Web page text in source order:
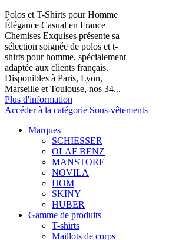
Polos et T-Shirts pour Homme |
Élégance Casual en France
Chemises Exquises présente sa
sélection soignée de polos et t-
shirts pour homme, spécialement
adaptée aux clients français.
Disponibles à Paris, Lyon,
Marseille et Toulouse, nos 34...
Plus d'information
Accéder à la catégorie Sous-vêtements
Marques
SCHIESSER
OLAF BENZ
MANSTORE
NOVILA
HOM
SKINY
HUBER
Gamme de produits
T-shirts
Maillots de corps